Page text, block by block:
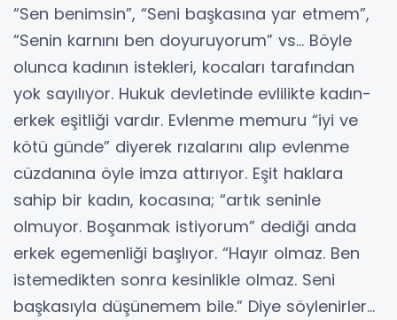
“Sen benimsin”, “Seni başkasına yar etmem”,
“Senin karnını ben doyuruyorum” vs… Böyle
olunca kadının istekleri, kocaları tarafından
yok sayılıyor. Hukuk devletinde evlilikte kadın-
erkek eşitliği vardır. Evlenme memuru “iyi ve
kötü günde” diyerek rızalarını alıp evlenme
cüzdanına öyle imza attırıyor. Eşit haklara
sahip bir kadın, kocasına; “artık seninle
olmuyor. Boşanmak istiyorum” dediği anda
erkek egemenliği başlıyor. “Hayır olmaz. Ben
istemedikten sonra kesinlikle olmaz. Seni
başkasıyla düşünemem bile.” Diye söylenirler…